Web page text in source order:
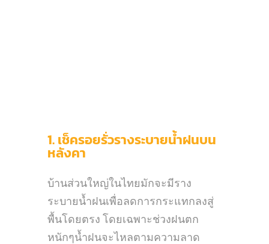
1. เช็ครอยรั่วรางระบายน้ำฝนบน
หลังคา
บ้านส่วนใหญ่ในไทยมักจะมีราง
ระบายน้ำฝนเพื่อลดการกระแทกลงสู่
พื้นโดยตรง โดยเฉพาะช่วงฝนตก
หนักๆน้ำฝนจะไหลตามความลาด